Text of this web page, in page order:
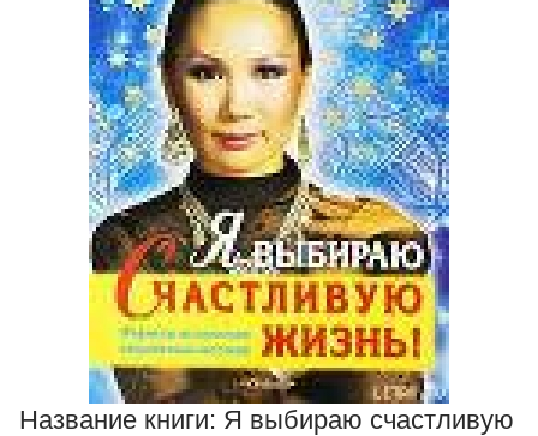
Название книги: Я выбираю счастливую